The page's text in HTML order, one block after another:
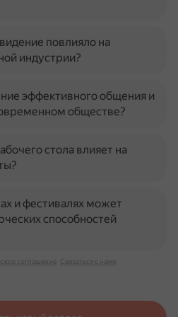
повлияло на
индустрии?
эффективного общения и
обществе?
стола влияет на
и фестивалях может
способностей
соглашение Связаться с нами